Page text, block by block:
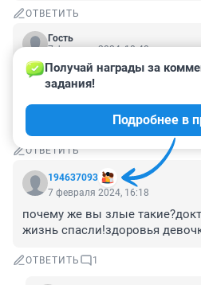
ОТВЕТИТЬ
Гость
7 февраля 2024, 18:40
Понаехали!!!
таджикам такую помощь
это,конечно,неприятно. А
годами...А им,пожалуйста...
ОТВЕТИТЬ
194637093
Получай награды за
задания!
Подробнее в
7 февраля 2024, 16:18
почему же вы злые
жизнь спасли!здоровья
ОТВЕТИТЬ 1